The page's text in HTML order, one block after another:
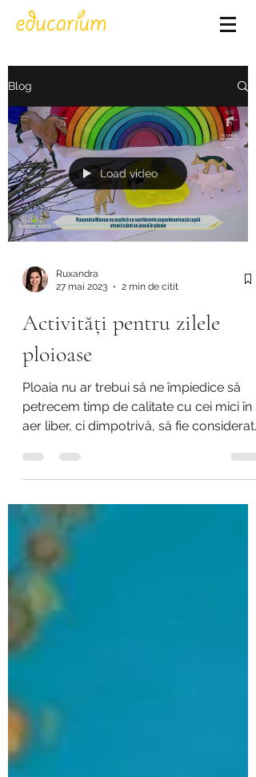
Blog
Load video
Ruxandra
27 mai 2023
2 min de citit
Activități pentru zilele
ploioase
Ploaia nu ar trebui să ne împiedice să
petrecem timp de calitate cu cei mici în
aer liber, ci dimpotrivă, să fie considerată